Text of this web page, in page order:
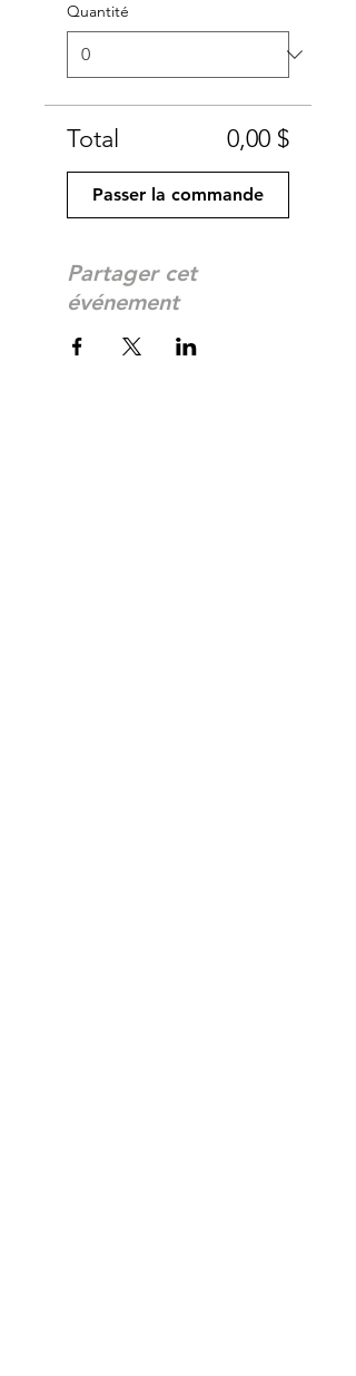
Quantité
Total 0,00 $
Passer la commande
Partager cet
événement